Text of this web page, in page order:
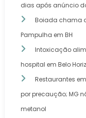
dias após anúncio
Boiada chama
Pampulha em BH
Intoxicação
hospital em Belo
Restaurantes
por precaução; MG
metanol